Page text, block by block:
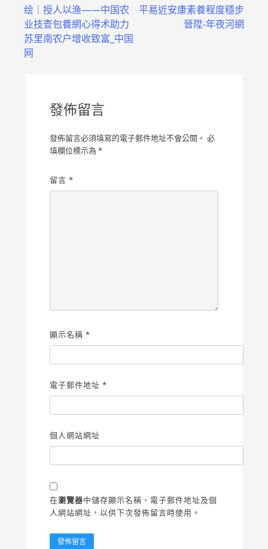
绘｜授人以渔——中国农
业技查包養網心得术助力
苏里南农户增收致富_中国
网
平易近安康素養程度穩步
晉陞-年夜河網
發佈留言
發佈留言必須填寫的電子郵件地址不會公開。 必
填欄位標示為 *
留言 *
顯示名稱 *
電子郵件地址 *
個人網站網址
在瀏覽器中儲存顯示名稱、電子郵件地址及個
人網站網址，以供下次發佈留言時使用。